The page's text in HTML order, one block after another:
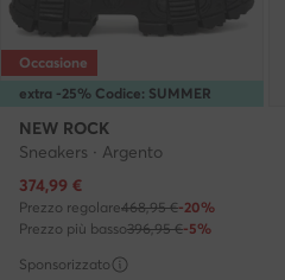
extra -25% Codice: SUMMER
Occasione
NEW ROCK
Sneakers · Argento
Prezzo attuale
374,99 €
Prezzo regolare468,95 €-20%
Prezzo più basso396,95 €-5%
Sponsorizzato